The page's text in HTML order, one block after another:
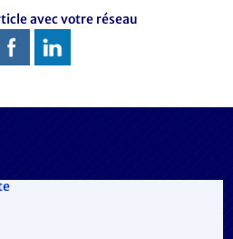
avec votre réseau